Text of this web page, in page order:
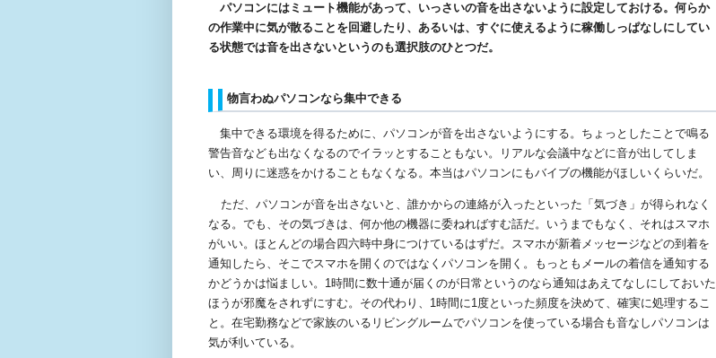
パソコンにはミュート機能があって、いっさいの音を出さないように設定しておける。何らか
の作業中に気が散ることを回避したり、あるいは、すぐに使えるように稼働しっぱなしにしてい
る状態では音を出さないというのも選択肢のひとつだ。
物言わぬパソコンなら集中できる
集中できる環境を得るために、パソコンが音を出さないようにする。ちょっとしたことで鳴る
警告音なども出なくなるのでイラッとすることもない。リアルな会議中などに音が出してしま
い、周りに迷惑をかけることもなくなる。本当はパソコンにもバイブの機能がほしいくらいだ。
ただ、パソコンが音を出さないと、誰かからの連絡が入ったといった「気づき」が得られなく
なる。でも、その気づきは、何か他の機器に委ねればすむ話だ。いうまでもなく、それはスマホ
がいい。ほとんどの場合四六時中身につけているはずだ。スマホが新着メッセージなどの到着を
通知したら、そこでスマホを開くのではなくパソコンを開く。もっともメールの着信を通知する
かどうかは悩ましい。1時間に数十通が届くのが日常というのなら通知はあえてなしにしておいた
ほうが邪魔をされずにすむ。その代わり、1時間に1度といった頻度を決めて、確実に処理するこ
と。 在宅勤務などで家族のいるリビングルームでパソコンを使っている場合も音なしパソコンは
気が利いている。